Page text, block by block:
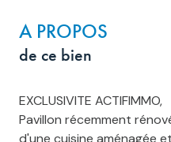
A PROPOS
de ce bien
EXCLUSIVITE ACTIFIMMO,
Pavillon récemment